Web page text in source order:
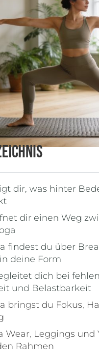
dir, was hinter
dir einen Weg
findest du über
deine Form
dich bei
und Belastbarkeit
bringst du Fokus,
Wear, Leggings
Rahmen